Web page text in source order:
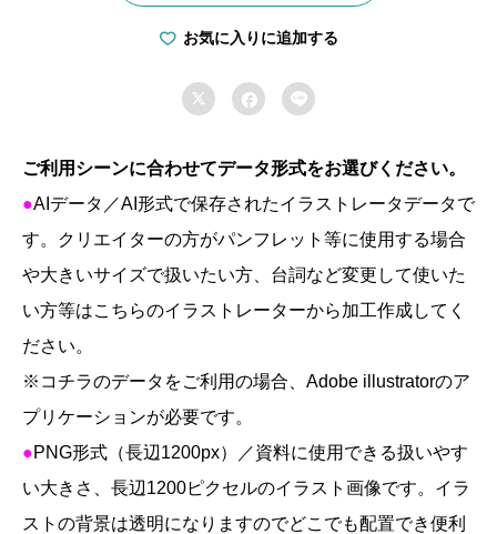
エ
ネ
テ
シ
ャ
お気に入りに追加する
  
ご利用シーンに合わせてデータ形式をお選びください。
●AI データ／AI 形式で保存されたイラストレータデータで
す。クリエイターの方がパンフレット等に使用する場合
や大きいサイズで扱いたい方、台詞など変更して使いた
い方等はこちらのイラストレーターから加工作成してく
ださい。
※ コチラのデータをご利用の場合、 Adobe illustratorのア
プリケーションが必要です。
●PNG形式（長辺1200px）／資料に使用できる扱いやす
い大きさ、長辺 1200ピクセルのイラスト画像です。 イラ
ストの背景は透明になりますのでどこでも配置でき便利